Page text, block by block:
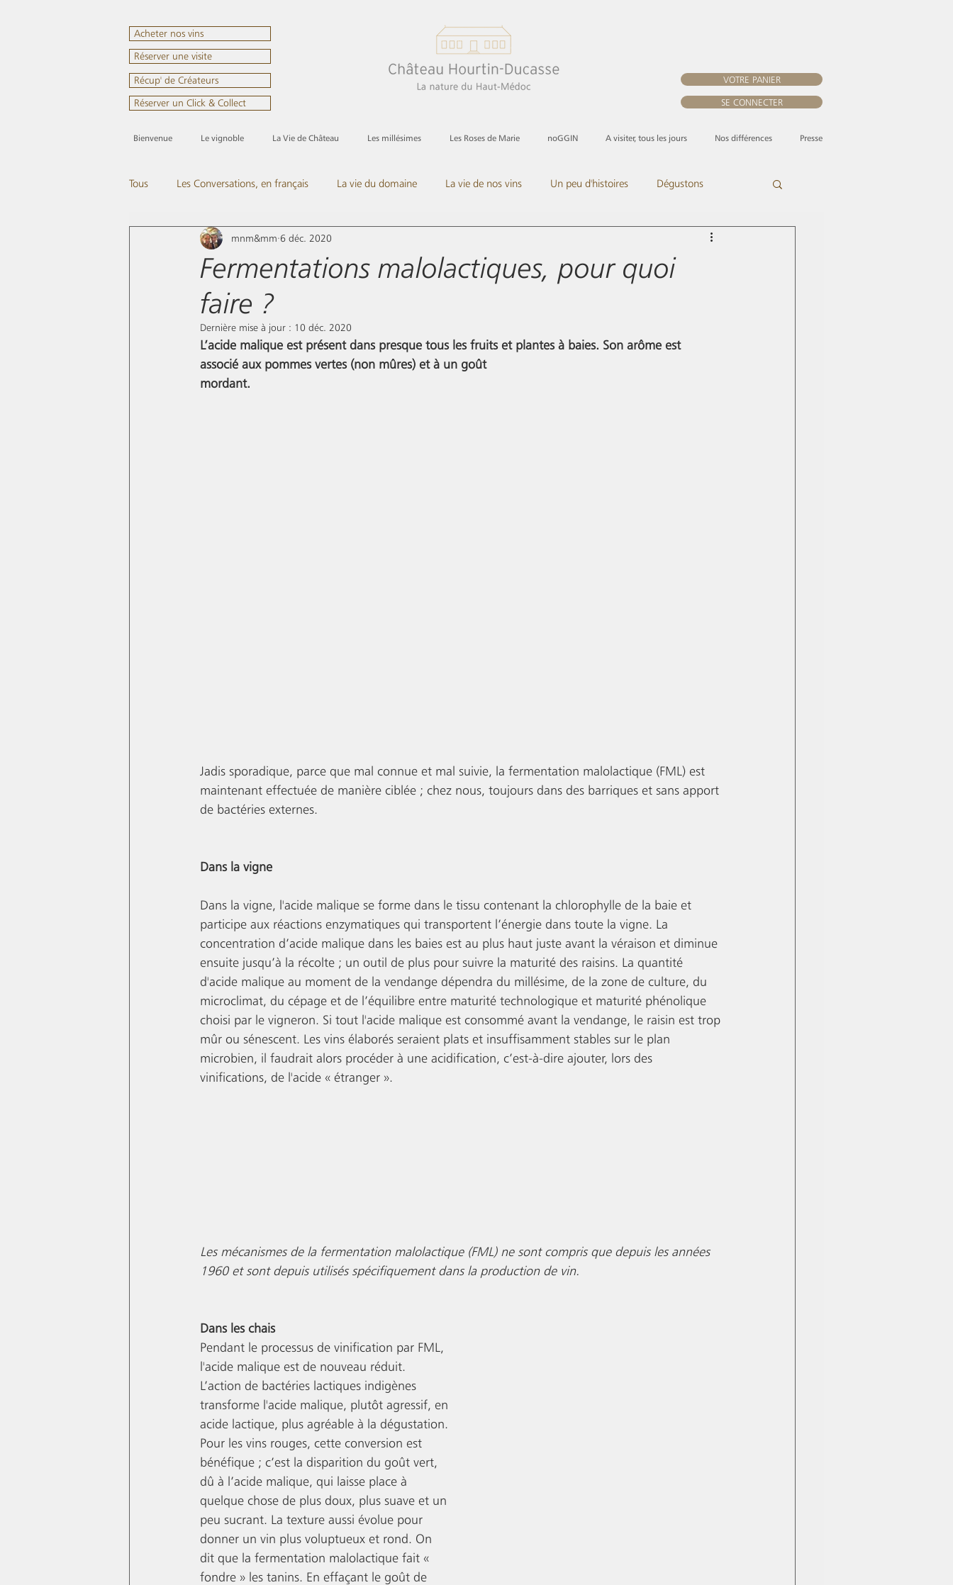
Acheter nos vins
Réserver une visite
Récup' de Créateurs
Réserver un Click & Collect
VOTRE PANIER
SE CONNECTER
Bienvenue Le vignoble La Vie de Château Les millésimes Les Roses de Marie noGGIN A visiter, tous les jours Nos différences Presse
Tous Les Conversations, en français La vie du domaine La vie de nos vins Un peu d'histoires Dégustons
Passez nous voir Tout en rose
Fermentations malolactiques, pour quoi
faire ?
mnm&mm 6 déc. 2020
Dernière mise à jour : 10 déc. 2020
L’acide malique est présent dans presque tous les fruits et plantes à baies. Son arôme est
associé aux pommes vertes (non mûres) et à un goût
mordant.
Jadis sporadique, parce que mal connue et mal suivie, la fermentation malolactique (FML) est
maintenant effectuée de manière ciblée ; chez nous, toujours dans des barriques et sans apport
de bactéries externes.
Dans la vigne
Dans la vigne, l'acide malique se forme dans le tissu contenant la chlorophylle de la baie et
participe aux réactions enzymatiques qui transportent l’énergie dans toute la vigne. La
concentration d’acide malique dans les baies est au plus haut juste avant la véraison et diminue
ensuite jusqu’à la récolte ; un outil de plus pour suivre la maturité des raisins. La quantité
d'acide malique au moment de la vendange dépendra du millésime, de la zone de culture, du
microclimat, du cépage et de l’équilibre entre maturité technologique et maturité phénolique
choisi par le vigneron. Si tout l'acide malique est consommé avant la vendange, le raisin est trop
mûr ou sénescent. Les vins élaborés seraient plats et insuffisamment stables sur le plan
microbien, il faudrait alors procéder à une acidification, c’est-à-dire ajouter, lors des
vinifications, de l'acide « étranger ».
Les mécanismes de la fermentation malolactique (FML) ne sont compris que depuis les années
1960 et sont depuis utilisés spécifiquement dans la production de vin.
Dans les chais
Pendant le processus de vinification par FML,
l'acide malique est de nouveau réduit.
L’action de bactéries lactiques indigènes
transforme l'acide malique, plutôt agressif, en
acide lactique, plus agréable à la dégustation.
Pour les vins rouges, cette conversion est
bénéfique ; c’est la disparition du goût vert,
dû à l’acide malique, qui laisse place à
quelque chose de plus doux, plus suave et un
peu sucrant. La texture aussi évolue pour
donner un vin plus voluptueux et rond. On
dit que la fermentation malolactique fait «
fondre » les tanins. En effaçant le goût de